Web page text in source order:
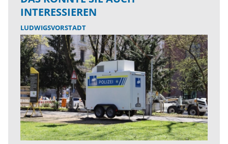
INTERESSIEREN
LUDWIGSVORSTADT